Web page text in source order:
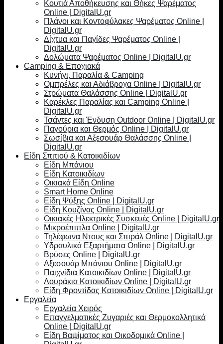
Κουτιά Αποθήκευσης και Θήκες Ψαρέματος
Online | DigitalU.gr
Πλάνοι και Κοντοφύλακες Ψαρέματος Online |
DigitalU.gr
Δίχτυα και Παγίδες Ψαρέματος Online |
DigitalU.gr
Δολώματα Ψαρέματος Online | DigitalU.gr
Camping & Εποχιακά
Κυνήγι, Παραλία & Camping
Ομπρέλες και Αδιάβροχα Online | DigitalU.gr
Στρώματα Θαλάσσης Online | DigitalU.gr
Καρέκλες Παραλίας και Camping Online |
DigitalU.gr
Τσάντες και Ένδυση Outdoor Online | DigitalU.gr
Παγούρια και Θερμός Online | DigitalU.gr
Σωσίβια και Αξεσουάρ Θαλάσσης Online |
DigitalU.gr
Είδη Σπιτιού & Κατοικιδίων
Είδη Μπάνιου
Είδη Κατοικιδίων
Οικιακά Είδη Online
Smart Home Online
Είδη Ψύξης Online | DigitalU.gr
Είδη Κουζίνας Online | DigitalU.gr
Οικιακές Ηλεκτρικές Συσκευές Online | DigitalU.gr
Μικροέπιπλα Online | DigitalU.gr
Τηλέφωνα Ντους και Σπιράλ Online | DigitalU.gr
Υδραυλικά Εξαρτήματα Online | DigitalU.gr
Βρύσες Online | DigitalU.gr
Αξεσουάρ Μπάνιου Online | DigitalU.gr
Παιχνίδια Κατοικιδίων Online | DigitalU.gr
Λουράκια Κατοικιδίων Online | DigitalU.gr
Είδη Φροντίδας Κατοικιδίων Online | DigitalU.gr
Εργαλεία
Εργαλεία Χειρός
Επαγγελματικές Ζυγαριές και Θερμοκολλητικά
Online | DigitalU.gr
Είδη Βαψίματος και Οικοδομικά Online |